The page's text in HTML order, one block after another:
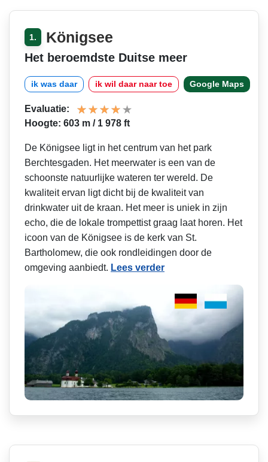
1. Königsee
Het beroemdste Duitse meer
ik was daar ik wil daar naar toe Google Maps
Evaluatie:
Hoogte: 603 m / 1 978 ft
De Königsee ligt in het centrum van het park
Berchtesgaden. Het meerwater is een van de
schoonste natuurlijke wateren ter wereld. De
kwaliteit ervan ligt dicht bij de kwaliteit van
drinkwater uit de kraan. Het meer is uniek in zijn
echo, die de lokale trompettist graag laat horen. Het
icoon van de Königsee is de kerk van St.
Bartholomew, die ook rondleidingen door de
omgeving aanbiedt. Lees verder